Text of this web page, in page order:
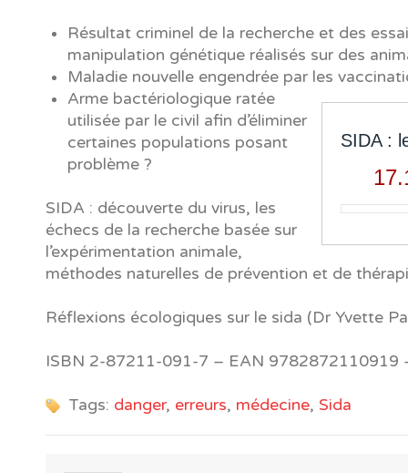
Résultat criminel de la recherche et des
manipulation génétique réalisés sur des
Maladie nouvelle engendrée par les
SIDA :
Arme bactériologique ratée
utilisée par le civil afin d’éliminer
certaines populations posant
problème ?
SIDA : découverte du virus, les
échecs de la recherche basée sur
l’expérimentation animale,
méthodes naturelles de prévention et de
Réflexions écologiques sur le sida (Dr Yvette
ISBN 2-87211-091-7 – EAN 9782872110919
Tags: danger, erreurs, médecine, Sida